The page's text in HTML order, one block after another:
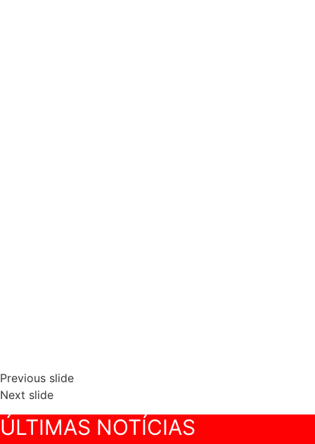
Previous slide
Next slide
ÚLTIMAS NOTÍCIAS